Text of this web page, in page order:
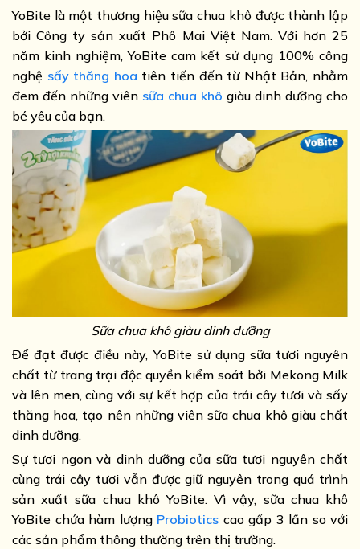
YoBite là một thương hiệu sữa chua khô được thành lập
bởi Công ty sản xuất Phô Mai Việt Nam. Với hơn 25
năm kinh nghiệm, YoBite cam kết sử dụng 100% công
nghệ sấy thăng hoa tiên tiến đến từ Nhật Bản, nhằm
đem đến những viên sữa chua khô giàu dinh dưỡng cho
bé yêu của bạn.
Sữa chua khô giàu dinh dưỡng
Để đạt được điều này, YoBite sử dụng sữa tươi nguyên
chất từ trang trại độc quyền kiểm soát bởi Mekong Milk
và lên men, cùng với sự kết hợp của trái cây tươi và sấy
thăng hoa, tạo nên những viên sữa chua khô giàu chất
dinh dưỡng.
Sự tươi ngon và dinh dưỡng của sữa tươi nguyên chất
cùng trái cây tươi vẫn được giữ nguyên trong quá trình
sản xuất sữa chua khô YoBite. Vì vậy, sữa chua khô
YoBite chứa hàm lượng Probiotics cao gấp 3 lần so với
các sản phẩm thông thường trên thị trường.